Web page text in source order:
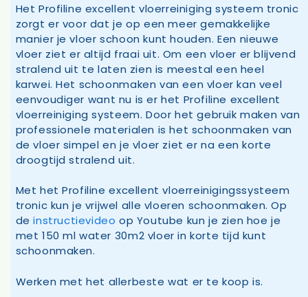
Het Profiline excellent vloerreiniging systeem tronic
zorgt er voor dat je op een meer gemakkelijke
manier je vloer schoon kunt houden. Een nieuwe
vloer ziet er altijd fraai uit. Om een vloer er blijvend
stralend uit te laten zien is meestal een heel
karwei. Het schoonmaken van een vloer kan veel
eenvoudiger want nu is er het Profiline excellent
vloerreiniging systeem. Door het gebruik maken van
professionele materialen is het schoonmaken van
de vloer simpel en je vloer ziet er na een korte
droogtijd stralend uit.
Met het Profiline excellent vloerreinigingssysteem
tronic kun je vrijwel alle vloeren schoonmaken. Op
deinstructievideo op Youtube kun je zien hoe je
met 150 ml water 30m2 vloer in korte tijd kunt
schoonmaken.
Werken met het allerbeste wat er te koop is.